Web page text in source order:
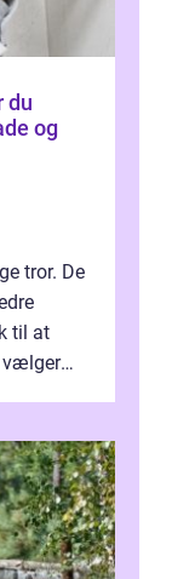
og
tror. De
til at
vælger